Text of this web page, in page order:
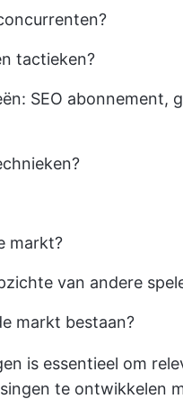
tactieken?
SEO abonnement,
markt?
van andere
markt bestaan?
is essentieel om
te ontwikkelen